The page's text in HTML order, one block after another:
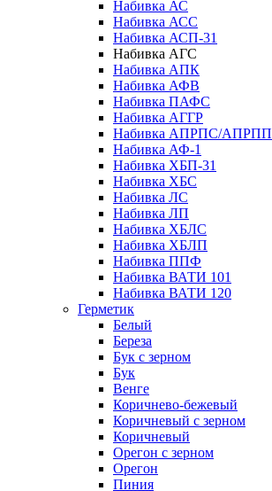
Набивка АС
Набивка АСС
Набивка АСП-31
Набивка АГС
Набивка АПК
Набивка АФВ
Набивка ПАФС
Набивка АГГР
Набивка АПРПС/АПРПП
Набивка АФ-1
Набивка ХБП-31
Набивка ХБС
Набивка ЛС
Набивка ЛП
Набивка ХБЛС
Набивка ХБЛП
Набивка ППФ
Набивка ВАТИ 101
Набивка ВАТИ 120
Герметик
Белый
Береза
Бук с зерном
Бук
Венге
Коричнево-бежевый
Коричневый с зерном
Коричневый
Орегон с зерном
Орегон
Пиния